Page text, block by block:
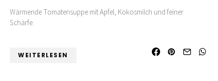
Wärmende Tomatensuppe mit Apfel, Kokosmilch und feiner
Schärfe.
WEITERLESEN